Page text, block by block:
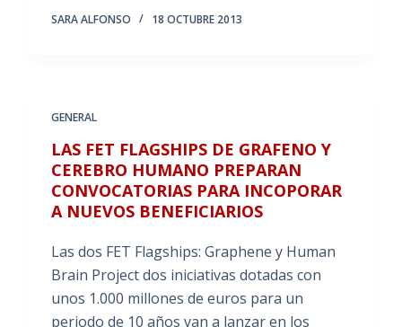
SARA ALFONSO 18 OCTUBRE 2013
GENERAL
LAS FET FLAGSHIPS DE GRAFENO Y
CEREBRO HUMANO PREPARAN
CONVOCATORIAS PARA INCOPORAR
A NUEVOS BENEFICIARIOS
Las dos FET Flagships: Graphene y Human
Brain Project dos iniciativas dotadas con
unos 1.000 millones de euros para un
periodo de 10 años van a lanzar en los